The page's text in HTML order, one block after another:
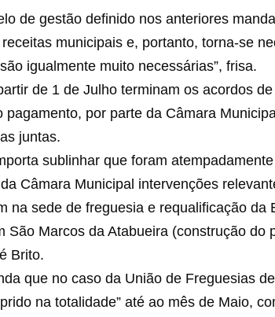
de gestão definido nos anteriores
municipais e, portanto, torna-se
igualmente muito necessárias”, frisa.
de 1 de Julho terminam os acordos
pagamento, por parte da Câmara
juntas.
sublinhar que foram
Câmara Municipal intervenções
na sede de freguesia e requalificação
São Marcos da Atabueira (construção do
Brito.
que no caso da União de Freguesias
na totalidade” até ao mês de Maio,